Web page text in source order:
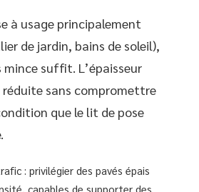
à usage principalement
de jardin, bains de soleil),
suffit. L’épaisseur
sans compromettre
que le lit de pose
: privilégier des pavés épais
capables de supporter des